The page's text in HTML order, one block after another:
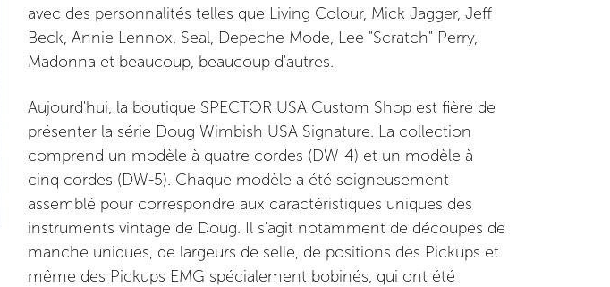
avec des personnalités telles que Living Colour, Mick Jagger, Jeff
Beck, Annie Lennox, Seal, Depeche Mode, Lee "Scratch" Perry,
Madonna et beaucoup, beaucoup d'autres.
Aujourd'hui, la boutique SPECTOR USA Custom Shop est fière de
présenter la série Doug Wimbish USA Signature. La collection
comprend un modèle à quatre cordes (DW-4) et un modèle à
cinq cordes (DW-5). Chaque modèle a été soigneusement
assemblé pour correspondre aux caractéristiques uniques des
instruments vintage de Doug. Il s'agit notamment de découpes de
manche uniques, de largeurs de selle, de positions des Pickups et
même des Pickups EMG spécialement bobinés, qui ont été